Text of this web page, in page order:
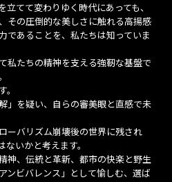
てて変わりゆく時代にあっても、
その圧倒的な美しさに触れる高揚感
であることを、私たちは知っていま
私たちの精神を支える強靭な基盤で
」を疑い、自らの審美眼と直感で未
ーバリズム崩壊後の世界に残され
いかと考えます。
神、伝統と革新、都市の快楽と野生
ンビバレンス」として愉しむ、選ば